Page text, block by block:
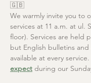
🇬🇧
We warmly invite you to
services at 11 a.m. at ul.
floor). Services are held
but English bulletins and
available at every
expect during our